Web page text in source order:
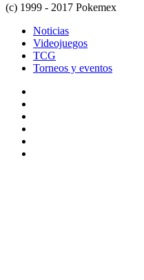
(c) 1999 - 2017 Pokemex
Noticias
Videojuegos
TCG
Torneos y eventos